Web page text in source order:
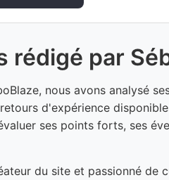
rédigé par
nous avons analysé
d'expérience
ses points forts, ses
du site et passionné